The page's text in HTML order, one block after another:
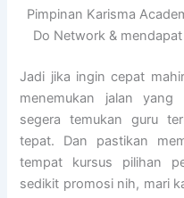
Pimpinan Karisma
Do Network &
Jadi jika ingin cepat
menemukan jalan
segera temukan guru
tepat. Dan pastikan
tempat kursus pilihan
sedikit promosi nih, mari